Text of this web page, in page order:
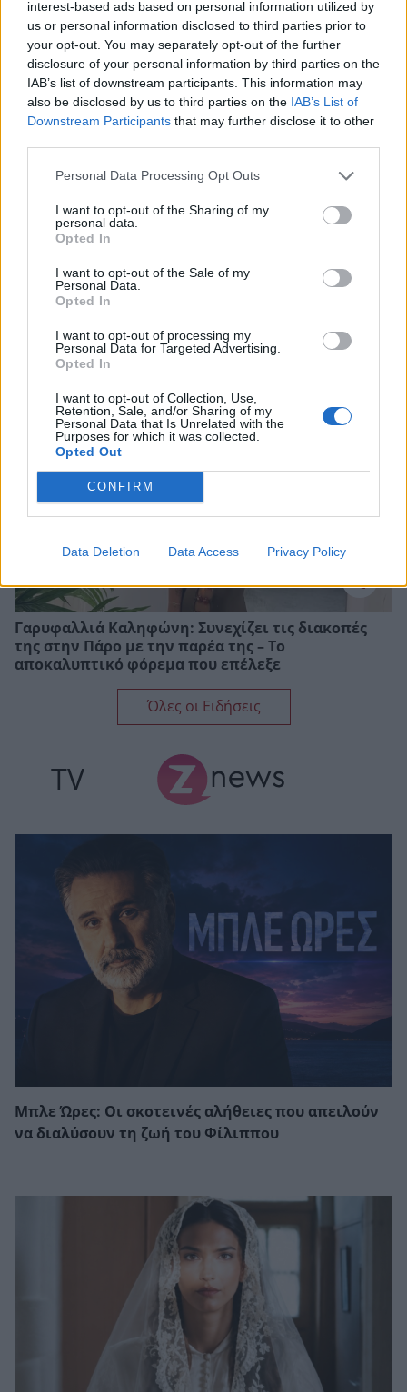
interest-based ads based on personal information utilized by
us or personal information disclosed to third parties prior to
your opt-out. You may separately opt-out of the further
disclosure of your personal information by third parties on the
IAB’s list of downstream participants. This information may
also be disclosed by us to third parties on the IAB’s List of
Downstream Participants that may further disclose it to other
Personal Data Processing Opt Outs
I want to opt-out of the Sharing of my
personal data.
Opted In
I want to opt-out of the Sale of my
Personal Data.
Opted In
I want to opt-out of processing my
Personal Data for Targeted Advertising.
Opted In
I want to opt-out of Collection, Use,
Retention, Sale, and/or Sharing of my
Personal Data that Is Unrelated with the
Purposes for which it was collected.
Opted Out
CONFIRM
Data Deletion Data Access Privacy Policy
Αθηνά Οικονομάκου: Έκανε κατάδυση και μάζεψε
μαργαριτάρια από τον βυθό της Γαλλικής
Πολυνησίας μαζί με τον Μπρούνο Τσερέλα
Βαλέρια Χοψονίδου: Bάφτισε τον γιο της στην
Βουλιαγμένη
Γαρυφαλλιά Καληφώνη: Συνεχίζει τις διακοπές
της στην Πάρο με την παρέα της – Το
αποκαλυπτικό φόρεμα που επέλεξε
Όλες οι Ειδήσεις
TV
Μπλε Ώρες: Οι σκοτεινές αλήθειες που απειλούν
να διαλύσουν τη ζωή του Φίλιππου